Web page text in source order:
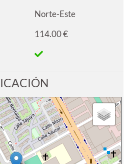
Norte-Este
114.00 €